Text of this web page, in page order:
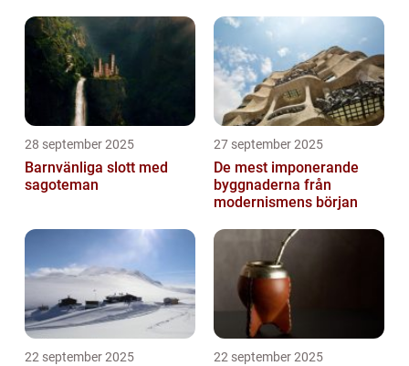
28 september 2025
Barnvänliga slott med
sagoteman
27 september 2025
De mest imponerande
byggnaderna från
modernismens början
22 september 2025 22 september 2025